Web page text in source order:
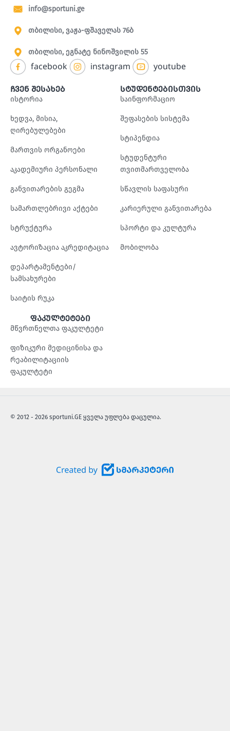
info@sportuni.ge
თბილისი, ვაჟა-ფშაველას 76ბ
თბილისი, ეგნატე ნინოშვილის 55
facebook instagram youtube
ჩვენ შესახებ
ისტორია
ხედვა, მისია,
ღირებულებები
მართვის ორგანოები
აკადემიური პერსონალი
განვითარების გეგმა
სამართლებრივი აქტები
სტრუქტურა
ავტორიზაცია აკრედიტაცია
დეპარტამენტები/
სამსახურები
საიტის რუკა
სტუდენტებისთვის
საინფორმაციო
შეფასების სისტემა
სტიპენდია
სტუდენტური
თვითმართველობა
სწავლის საფასური
კარიერული განვითარება
სპორტი და კულტურა
მობილობა
ფაკულტეტები
მწვრთნელთა ფაკულტეტი
ფიზიკური მედიცინისა და
რეაბილიტაციის
ფაკულტეტი
© 2012 - 2026 sportuni.GE ყველა უფლება დაცულია.